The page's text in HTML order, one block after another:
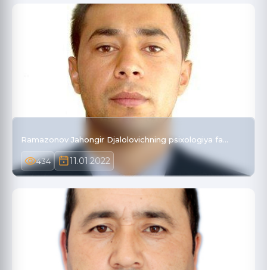
Ramazonov Jahongir Djalolovichning psixologiya fa…
434 11.01.2022